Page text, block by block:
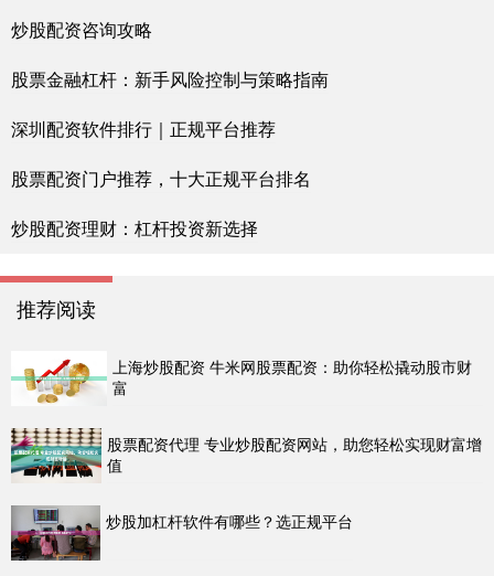
炒股配资咨询攻略
股票金融杠杆：新手风险控制与策略指南
深圳配资软件排行｜正规平台推荐
股票配资门户推荐，十大正规平台排名
炒股配资理财：杠杆投资新选择
推荐阅读
上海炒股配资 牛米网股票配资：助你轻松撬动股市财
富
股票配资代理 专业炒股配资网站，助您轻松实现财富增
值
炒股加杠杆软件有哪些？选正规平台